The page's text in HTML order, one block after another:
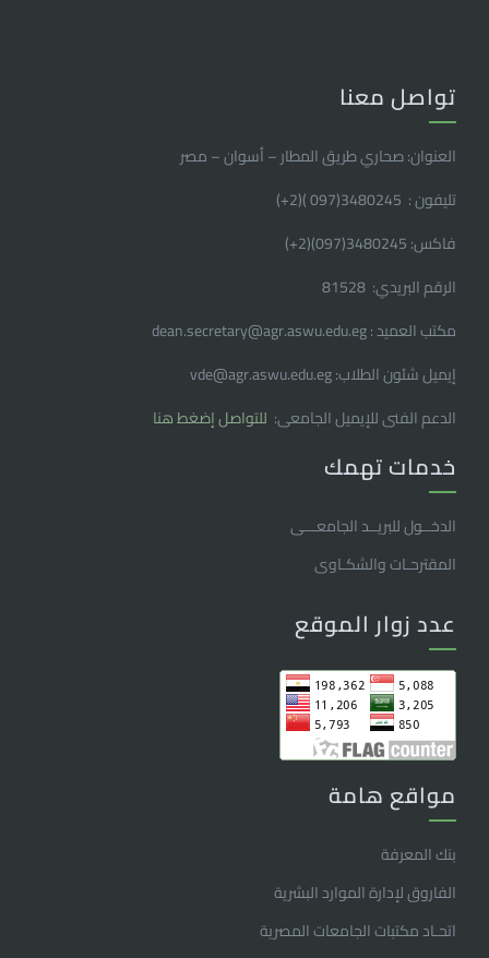
تواصل معنا
العنوان: صحاري طريق المطار – أسوان – مصر
تليفون : 3480245(097 )(2
+
)
فاكس: 3480245(097)(2
+
)
الرقم البريدي: 81528
مكتب العميد : dean.secretary@agr.aswu.edu.eg
إيميل شئون الطلاب: vde@agr.aswu.edu.eg
الدعم الفنى للإيميل الجامعى: للتواصل إضغط هنا
خدمات تهمك
الدخــول للبريــد الجامعـــى
المقترحـات والشكـاوى
عدد زوار الموقع
مواقع هامة
بنك المعرفة
الفاروق ﻹدارة الموارد البشرية
اتحـاد مكتبات الجامعات المصرية